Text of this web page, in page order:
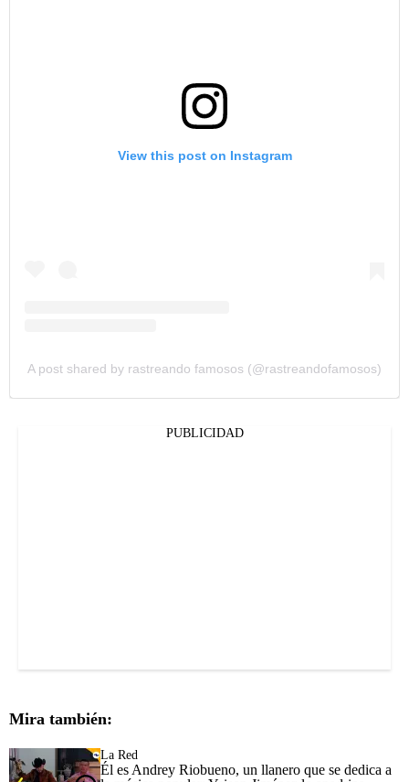
View this post on Instagram
A post shared by rastreando famosos (@rastreandofamosos)
PUBLICIDAD
Mira también:
La Red
Él es Andrey Riobueno, un llanero que se dedica a